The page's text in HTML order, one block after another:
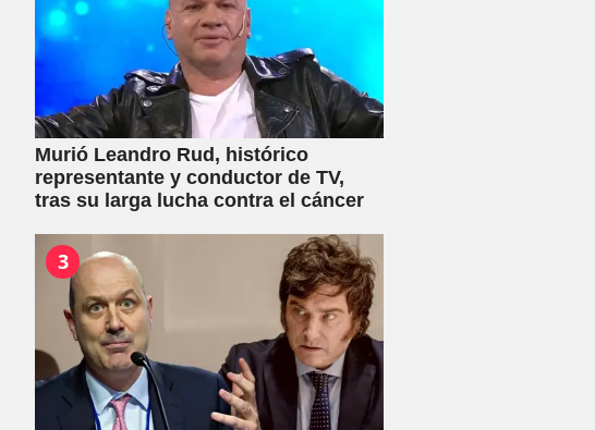
Murió Leandro Rud, histórico
representante y conductor de TV,
tras su larga lucha contra el cáncer
3